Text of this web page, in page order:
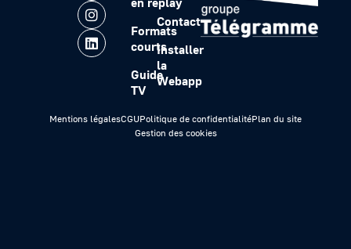
Formats
courts
Guide
TV
Contact
Installer
la
Webapp
Mentions légalesCGUPolitique de confidentialitéPlan du site
Gestion des cookies